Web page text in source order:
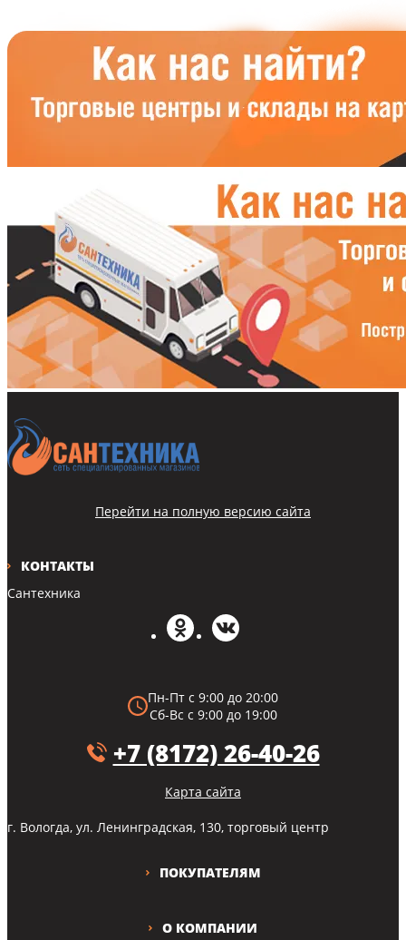
О КОМПАНИИ
ПОКУПАТЕЛЯМ
КОНТАКТЫ
Сантехника
Пн-Пт с 9:00 до 20:00
Сб-Вс с 9:00 до 19:00
+7 (8172) 26-40-26
Карта сайта
г. Вологда, ул. Ленинградская, 130, торговый центр
Перейти на полную версию сайта